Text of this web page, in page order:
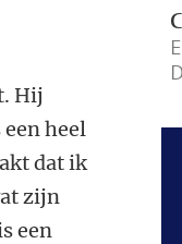
Hij
heel
dat ik
zijn
een